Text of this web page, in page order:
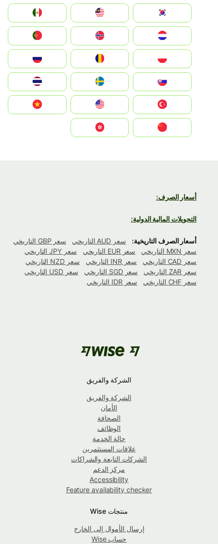
South Korea
Nederland
Portugal
România
Slovensko
United States
Vietnam
أسعار الصرف:
التحويلات المالية الدولية:
أسعار الصرف التاريخية: سعر AUD التاريخي
سعر GBP التاريخي
سعر MXN التاريخي
سعر EUR التاريخي
سعر JPY التاريخي
سعر CAD التاريخي
سعر INR التاريخي
سعر NZD التاريخي
سعر ZAR التاريخي
سعر SGD التاريخي
سعر USD التاريخي
سعر CHF التاريخي
سعر IDR التاريخي
الشركة والفريق
الشركة والفريق
الأمان
الصحافة
الوظائف
حالة الخدمة
علاقات المستثمرين
الشركات التابعة والشراكات
مركز الدعم
Accessibility
Feature availability checker
منتجات Wise
إرسال الأموال إلى الخارج
حساب Wise